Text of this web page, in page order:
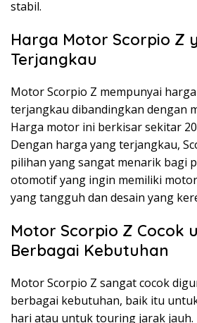
stabil.
Harga Motor Scorpio Z
Terjangkau
Motor Scorpio Z mempunyai
terjangkau dibandingkan dengan
Harga motor ini berkisar sekitar
Dengan harga yang terjangkau,
pilihan yang sangat menarik bagi
otomotif yang ingin memiliki
yang tangguh dan desain yang
Motor Scorpio Z Cocok
Berbagai Kebutuhan
Motor Scorpio Z sangat cocok
berbagai kebutuhan, baik itu
hari atau untuk touring jarak